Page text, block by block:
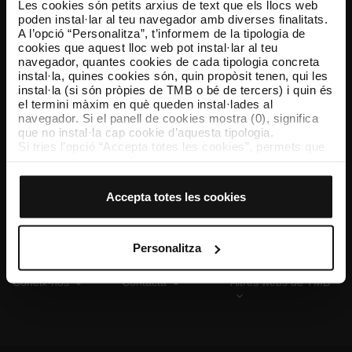
Les cookies són petits arxius de text que els llocs web
poden instal·lar al teu navegador amb diverses finalitats.
A l’opció “Personalitza”, t’informem de la tipologia de
cookies que aquest lloc web pot instal·lar al teu
navegador, quantes cookies de cada tipologia concreta
instal·la, quines cookies són, quin propòsit tenen, qui les
instal·la (si són pròpies de TMB o bé de tercers) i quin és
el termini màxim en què queden instal·lades al
navegador. Si el panell de cookies mostra (0), significa
que no instal·la cap cookie d’aquesta tipologia.
Si tries l’opció “Accepta totes les cookies”, permets que
El selector que es troba a la dreta de cada tipologia de
cookies d’aquella classe.
Un cop hagis marcat les teves preferències, has de fer
clic sobre “Selecciona i configura”. Així, s’instal·laran
només les cookies de la tipologia que hagis seleccionat
personalització, perquè permeten recordar les teves
opcions de navegació (com ara l’idioma) i milloren la teva
Accepta totes les cookies
Personalitza
TMB App
Descarrega’t TMB App i compra els teus bitllets
App Store Google Play
Coneix-nos Contacta Altres webs de TMB